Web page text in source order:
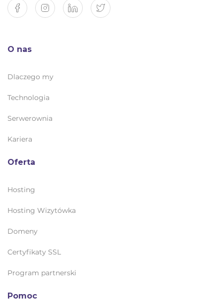
O nas
Dlaczego my
Technologia
Serwerownia
Kariera
Oferta
Hosting
Hosting Wizytówka
Domeny
Certyfikaty SSL
Program partnerski
Pomoc